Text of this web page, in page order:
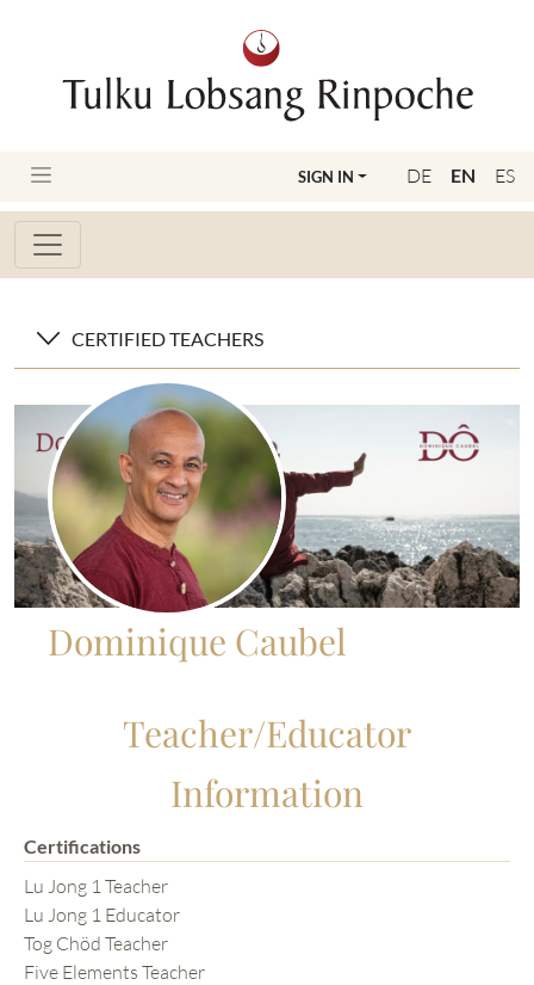
DE EN ES
SIGN IN
CERTIFIED TEACHERS
Dominique Caubel
Teacher/Educator
Information
Certifications
Lu Jong 1 Teacher
Lu Jong 1 Educator
Tog Chöd Teacher
Five Elements Teacher